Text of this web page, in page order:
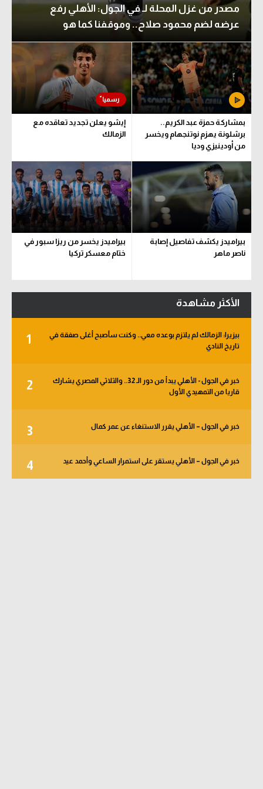
مصدر من غزل المحلة لـ في الجول: الأهلي رفع
عرضه لضم محمود صلاح.. وموقفنا كما هو
بمشاركة حمزة عبد الكريم..
برشلونة يهزم نوتنجهام ويخسر
من أودينيزي وديا
إيشو يعلن تجديد تعاقده مع
الزمالك
بيراميدز يكشف تفاصيل إصابة
ناصر ماهر
بيراميدز يخسر من ريزا سبور في
ختام معسكر تركيا
الأكثر مشاهدة
1
بيزيرا: الزمالك لم يلتزم بوعده معي.. وكنت سأصبح أغلى صفقة في
تاريخ النادي
2
خبر في الجول - الأهلي يبدأ من دور الـ 32.. والثلاثي المصري يشارك
قاريا من التمهيدي الأول
3 خبر في الجول – الأهلي يقرر الاستنغاء عن عمر كمال
4 خبر في الجول – الأهلي يستقر على استمرار الساعي وأحمد عيد